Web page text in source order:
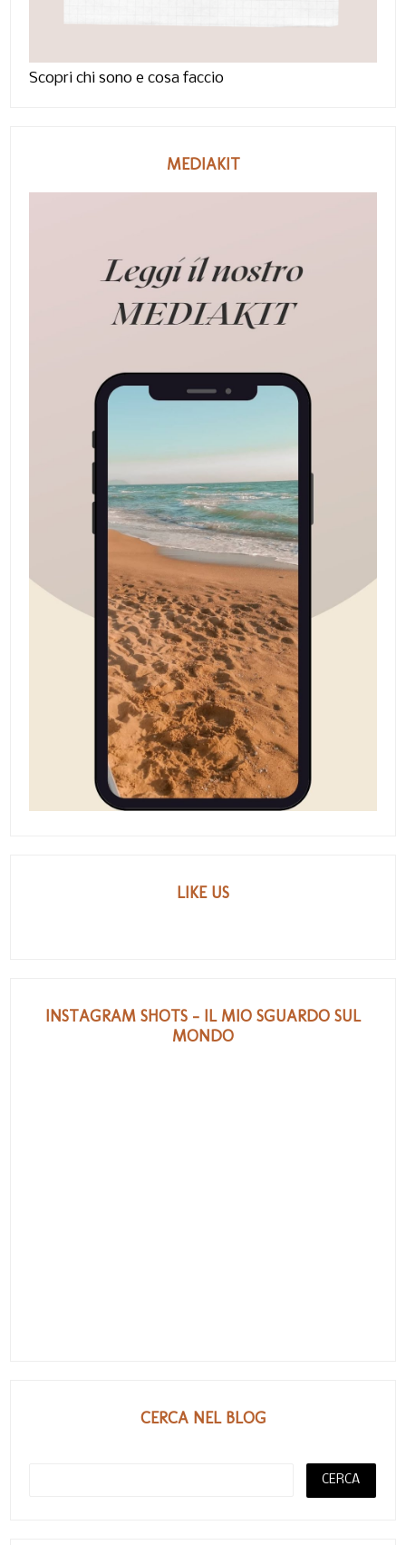
Scopri chi sono e cosa faccio
MEDIAKIT
LIKE US
INSTAGRAM SHOTS - IL MIO SGUARDO SUL
MONDO
CERCA NEL BLOG